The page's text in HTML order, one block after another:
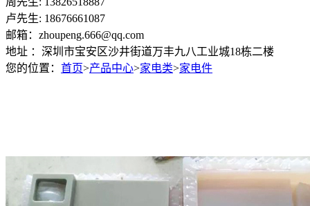
卢先生: 18676661087
邮箱：zhoupeng.666@qq.com
地址 ：深圳市宝安区沙井街道万丰九八工业城18栋二楼
您的位置： 首页>产品中心>家电类>家电件